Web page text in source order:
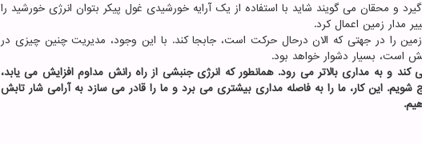
و محقان می گویند شاید با استفاده از یک آرایه خورشیدی غول پیکر بتوان انرژی خورشید را
مدار زمین اعمال کرد.
زمین را در جهتی که الان درحال حرکت است، جابجا کند. با این وجود، مدیریت چنین چیزی در
است، بسیار دشوار خواهد بود.
و به مداری بالاتر می رود. همانطور که انرژی جنبشی از راه رانش مداوم افزایش می یابد،
این کار، ما را به فاصله مداری بیشتری می برد و ما را قادر می سازد به آرامی شار تابش